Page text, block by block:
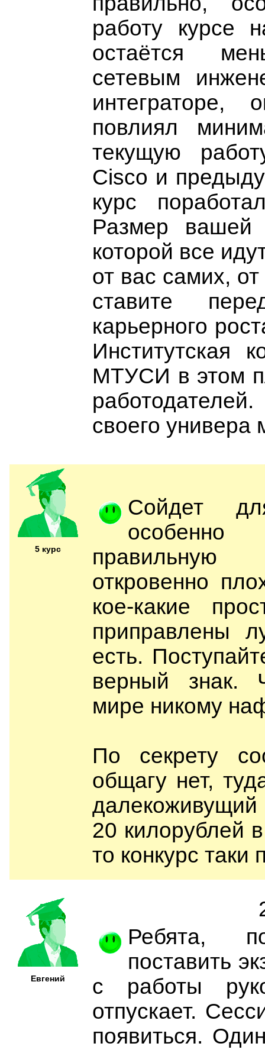
работу курсе
остаётся
сетевым
интеграторе,
повлиял
текущую
Cisco и
курс
Размер вашей
которой все
от вас самих,
ставите
карьерного
Институтская
МТУСИ в этом
своего универа
5 курс
Сойдет
правильную
откровенно
кое-какие
приправлены
есть.
верный знак.
мире никому
По секрету
общагу нет,
далекоживущий
20 килорублей
то конкурс таки
Евгений
Ребята,
поставить
с работы
отпускает.
появиться.